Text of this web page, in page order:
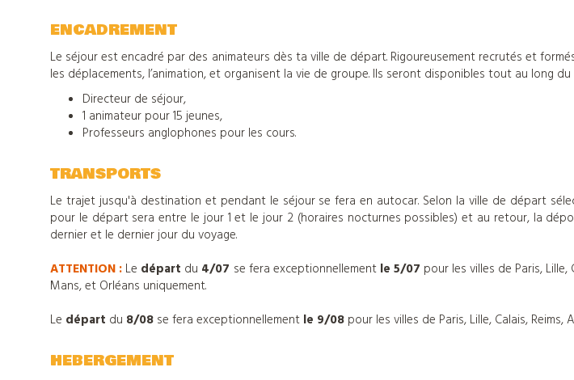
vacances
centres
d'hébergements
Informations
pratiques
ENCADREMENT
Le séjour est encadré par des animateurs dès ta ville de départ. Rigoureusement recrutés et
les déplacements, l’animation, et organisent la vie de groupe. Ils seront disponibles tout au long du
Directeur de séjour,
1 animateur pour 15 jeunes,
Professeurs anglophones pour les cours.
TRANSPORTS
Le trajet jusqu'à destination et pendant le séjour se fera en autocar. Selon la ville de départ
pour le départ sera entre le jour 1 et le jour 2 (horaires nocturnes possibles) et au retour, la
dernier et le dernier jour du voyage.
ATTENTION : Le départ du 4/07 se fera exceptionnellement le 5/07 pour les villes de Paris, Lille,
Mans, et Orléans uniquement.
Le départ du 8/08 se fera exceptionnellement le 9/08 pour les villes de Paris, Lille, Calais, Reims,
HEBERGEMENT